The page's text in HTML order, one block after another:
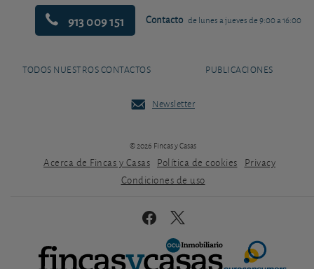
913 009 151 Contacto de lunes a jueves de 9:00 a 16:00
TODOS NUESTROS CONTACTOS PUBLICACIONES
Newsletter
© 2026 Fincas y Casas
Acerca de Fincas y Casas Política de cookies
Privacy
Condiciones de uso